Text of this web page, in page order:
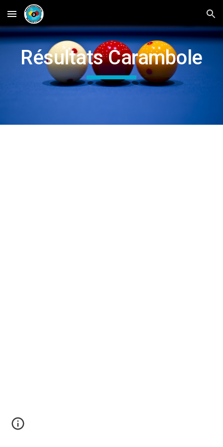
Skip to main content Skip to navigation
Résultats Carambole